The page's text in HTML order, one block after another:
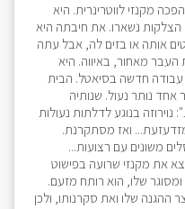
מקנזי לווטרינרית. היא
נשארו. את חיבתה היא
אותה או בזים לה, אבל עתה
העבר מאחור, באיווה. היא
עבודה חדשה בסיאטל. הבית
נותר נעול. שנותיה
בנוגע לדלתות נעולות
ואז מסתקרנת.
משונים עם רצועות...
את מקנזי שרועה בפישוט
שלו, הוא רותח מזעם.
שלו ואת סקרנותו, ולכן